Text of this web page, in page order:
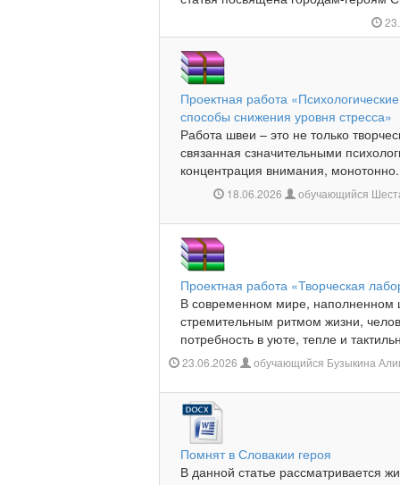
Проектная работа
способы снижения уровня стресса»
Работа швеи – это не только
связанная сзначительными
концентрация внимания,
18.06.2026 обучающийся
Проектная работа «Творческая
В современном мире, наполненном
стремительным ритмом жизни,
потребность в уюте, тепле и
23.06.2026 обучающийся Бузыкина
Помнят в Словакии героя
В данной статье рассматривается